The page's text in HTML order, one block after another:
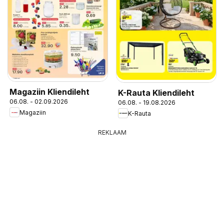
Magaziin Kliendileht
06.08. - 02.09.2026
Magaziin
K-Rauta Kliendileht
06.08. - 19.08.2026
K-Rauta
REKLAAM